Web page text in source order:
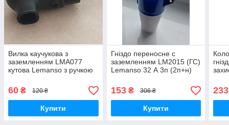
Вилка каучукова з
заземленням LMA077
кутова Lemanso з ручкою
60 ₴ 120 ₴
Купити
Гніздо переносне c
заземленням LM2015 (ГС)
Lemanso 32 А 3п (2п+н)
захисною кришкою
153₴ 306 ₴
Купити
233